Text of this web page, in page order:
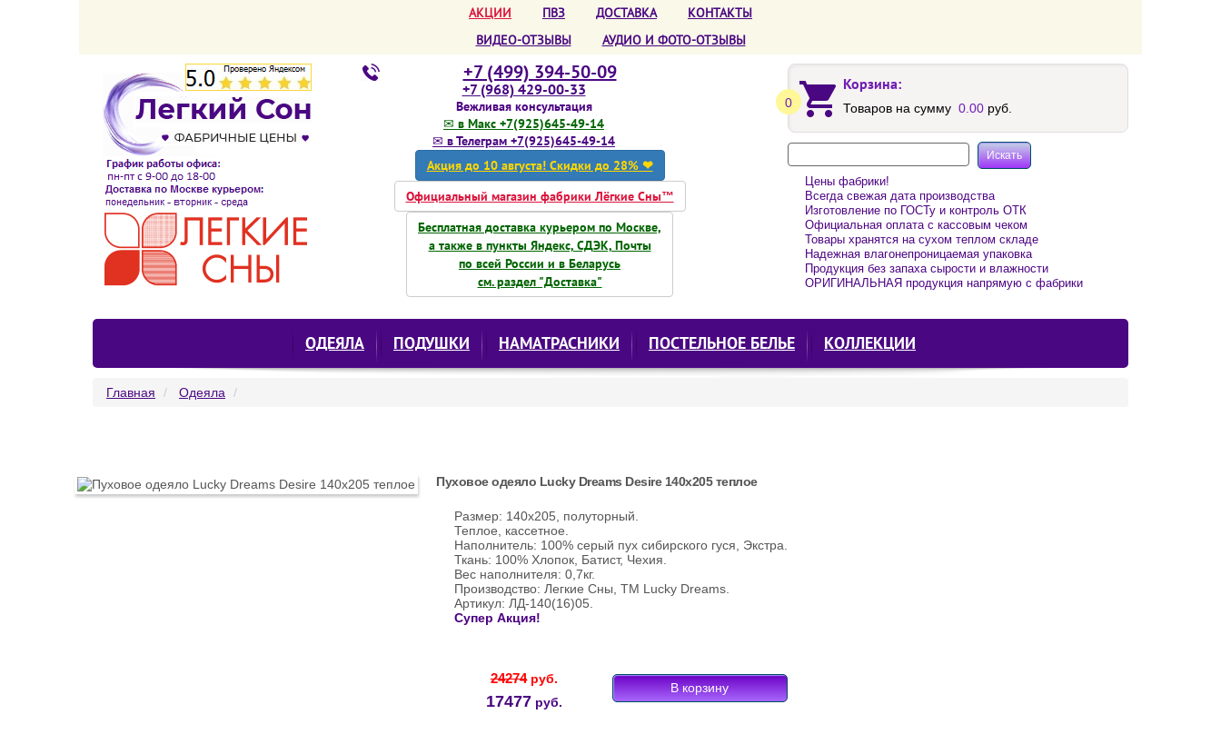
АКЦИИ ПВЗ ДОСТАВКА
КОНТАКТЫ
ВИДЕО-ОТЗЫВЫ
АУДИО И ФОТО-ОТЗЫВЫ
+7 (499) 394-50-09
+7 (968) 429-00-33
Вежливая консультация
✉ в Макс +7(925)645-49-14
✉ в Телеграм +7(925)645-49-14
Акция до 10 августа! Скидки до 28% ❤
Официальный магазин фабрики Лёгкие Сны™
Бесплатная доставка курьером по Москве,
а также в пункты Яндекс, СДЭК, Почты
по всей России и в Беларусь
см. раздел "Доставка"
0
Корзина:
Товаров на сумму 0.00 руб.
Цены фабрики!
Всегда свежая дата производства
Изготовление по ГОСТу и контроль ОТК
Официальная оплата с кассовым чеком
Товары хранятся на сухом теплом складе
Надежная влагонепроницаемая упаковка
Продукция без запаха сырости и влажности
ОРИГИНАЛЬНАЯ продукция напрямую с фабрики
ОДЕЯЛА ПОДУШКИ НАМАТРАСНИКИ ПОСТЕЛЬНОЕ БЕЛЬЕ КОЛЛЕКЦИИ
Главная Одеяла
Пуховое одеяло Lucky Dreams Desire 140х205 теплое
Размер: 140х205, полуторный.
Теплое, кассетное.
Наполнитель: 100% серый пух сибирского гуся, Экстра.
Ткань: 100% Хлопок, Батист, Чехия.
Вес наполнителя: 0,7кг.
Производство: Легкие Сны, ТМ Lucky Dreams.
Артикул: ЛД-140(16)05.
Супер Акция!
24274руб.
17477руб.